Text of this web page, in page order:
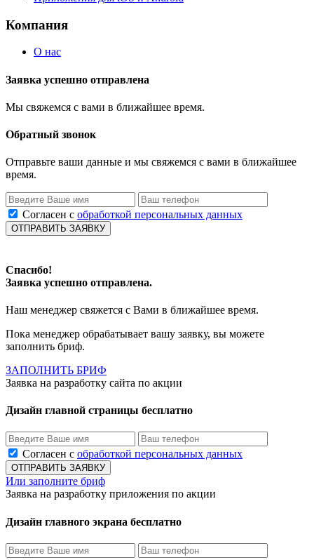
Компания
О нас
Заявка успешно отправлена
Мы свяжемся с вами в ближайшее время.
Обратный звонок
Отправьте ваши данные и мы свяжемся с вами в ближайшее
время.
Согласен с обработкой персональных данных
Спасибо!
Заявка успешно отправлена.
Наш менеджер свяжется с Вами в ближайшее время.
Пока менеджер обрабатывает вашу заявку, вы можете
заполнить бриф.
ЗАПОЛНИТЬ БРИФ
Заявка на разработку сайта по акции
Дизайн главной страницы бесплатно
Согласен с обработкой персональных данных
Или заполните бриф
Заявка на разработку приложения по акции
Дизайн главного экрана бесплатно